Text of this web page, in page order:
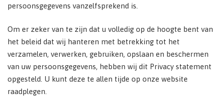
persoonsgegevens vanzelfsprekend is.
Om er zeker van te zijn dat u volledig op de hoogte bent van
het beleid dat wij hanteren met betrekking tot het
verzamelen, verwerken, gebruiken, opslaan en beschermen
van uw persoonsgegevens, hebben wij dit Privacy statement
opgesteld. U kunt deze te allen tijde op onze website
raadplegen.